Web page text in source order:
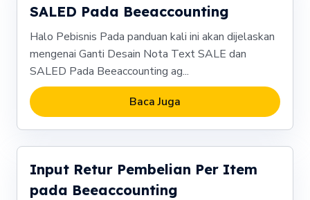
SALED Pada Beeaccounting
Halo Pebisnis Pada panduan kali ini akan dijelaskan
mengenai Ganti Desain Nota Text SALE dan
SALED Pada Beeaccounting ag...
Baca Juga
Input Retur Pembelian Per Item
pada Beeaccounting